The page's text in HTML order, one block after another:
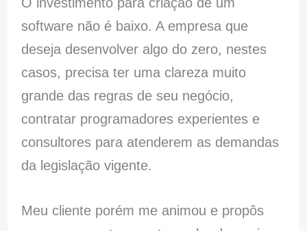
software não é baixo. A empresa que
deseja desenvolver algo do zero, nestes
casos, precisa ter uma clareza muito
grande das regras de seu negócio,
contratar programadores experientes e
consultores para atenderem as demandas
da legislação vigente.
Meu cliente porém me animou e propôs